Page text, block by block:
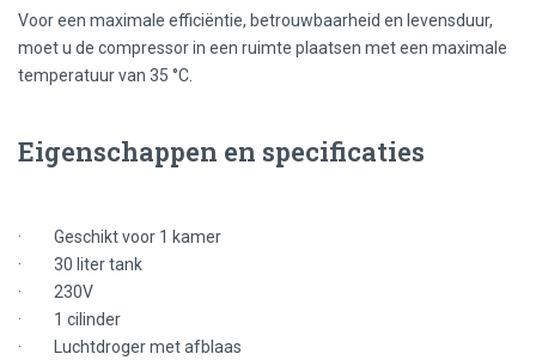
Voor een maximale efficiëntie, betrouwbaarheid en levensduur,
moet u de compressor in een ruimte plaatsen met een maximale
temperatuur van 35 °C.
Eigenschappen en specificaties
· Geschikt voor 1 kamer
· 30 liter tank
· 230V
· 1 cilinder
· Luchtdroger met afblaas